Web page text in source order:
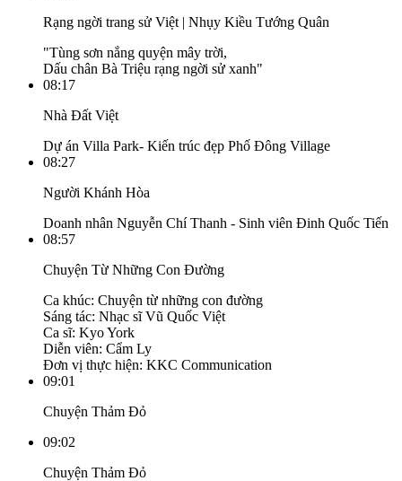
Rạng ngời trang sử Việt | Nhụy Kiều Tướng Quân
"Tùng sơn nắng quyện mây trời,
Dấu chân Bà Triệu rạng ngời sử xanh"
08:17
Nhà Đất Việt
Dự án Villa Park- Kiến trúc đẹp Phố Đông Village
08:27
Người Khánh Hòa
Doanh nhân Nguyễn Chí Thanh - Sinh viên Đinh Quốc Tiến
08:57
Chuyện Từ Những Con Đường
Ca khúc: Chuyện từ những con đường
Sáng tác: Nhạc sĩ Vũ Quốc Việt
Ca sĩ: Kyo York
Diễn viên: Cẩm Ly
Đơn vị thực hiện: KKC Communication
09:01
Chuyện Thảm Đỏ
09:02
Chuyện Thảm Đỏ